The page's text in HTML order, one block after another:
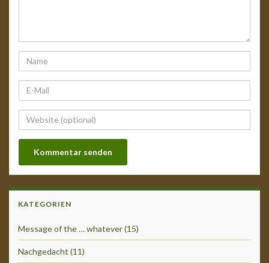
KATEGORIEN
Message of the … whatever(15)
Nachgedacht (11)